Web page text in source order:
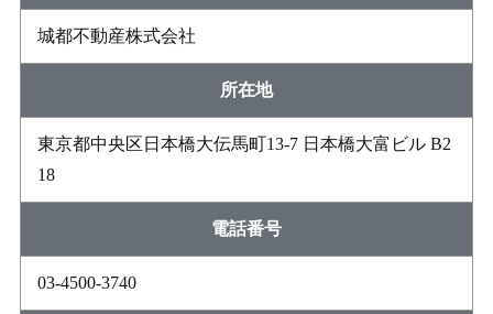
城都不動産株式会社
所在地
東京都中央区日本橋大伝馬町13-7 日本橋大富ビル B2
18
電話番号
03-4500-3740